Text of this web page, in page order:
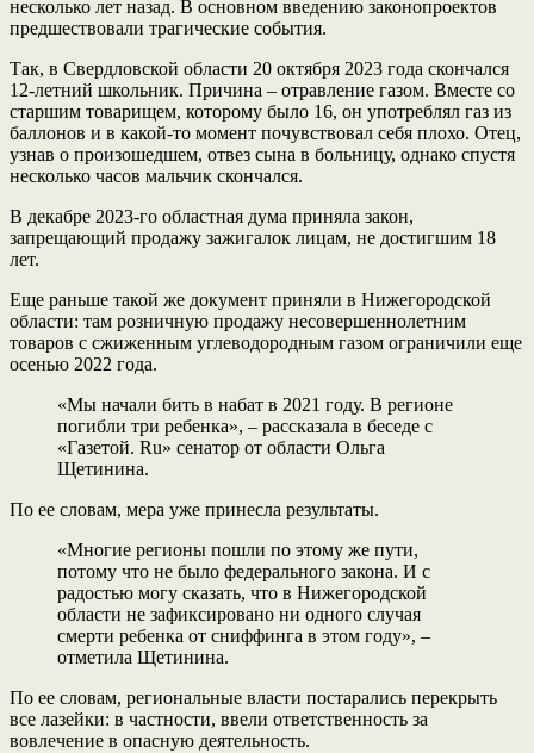
несколько лет назад. В основном введению законопроектов
предшествовали трагические события.
Так, в Свердловской области 20 октября 2023 года скончался
12-летний школьник. Причина – отравление газом. Вместе со
старшим товарищем, которому было 16, он употреблял газ из
баллонов и в какой-то момент почувствовал себя плохо. Отец,
узнав о произошедшем, отвез сына в больницу, однако спустя
несколько часов мальчик скончался.
В декабре 2023-го областная дума приняла закон,
запрещающий продажу зажигалок лицам, не достигшим 18
лет.
Еще раньше такой же документ приняли в Нижегородской
области: там розничную продажу несовершеннолетним
товаров с сжиженным углеводородным газом ограничили еще
осенью 2022 года.
«Мы начали бить в набат в 2021 году. В регионе
погибли три ребенка», – рассказала в беседе с
«Газетой. Ru» сенатор от области Ольга
Щетинина.
По ее словам, мера уже принесла результаты.
«Многие регионы пошли по этому же пути,
потому что не было федерального закона. И с
радостью могу сказать, что в Нижегородской
области не зафиксировано ни одного случая
смерти ребенка от сниффинга в этом году», –
отметила Щетинина.
По ее словам, региональные власти постарались перекрыть
все лазейки: в частности, ввели ответственность за
вовлечение в опасную деятельность.